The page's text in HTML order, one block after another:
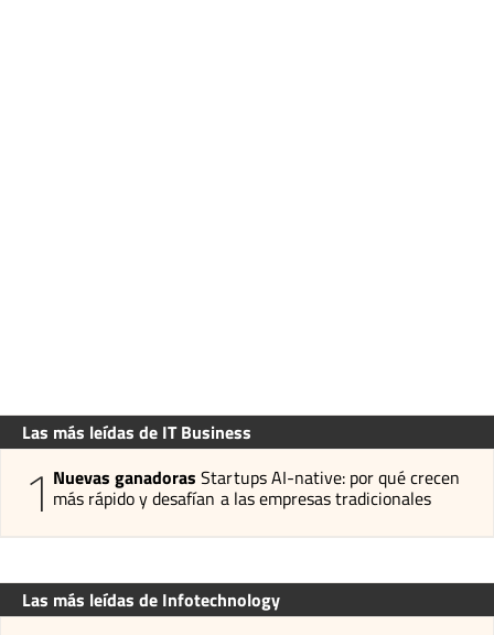
Las más leídas de IT Business
1 Nuevas ganadoras Startups AI-native: por qué crecen
más rápido y desafían a las empresas tradicionales
Las más leídas de Infotechnology